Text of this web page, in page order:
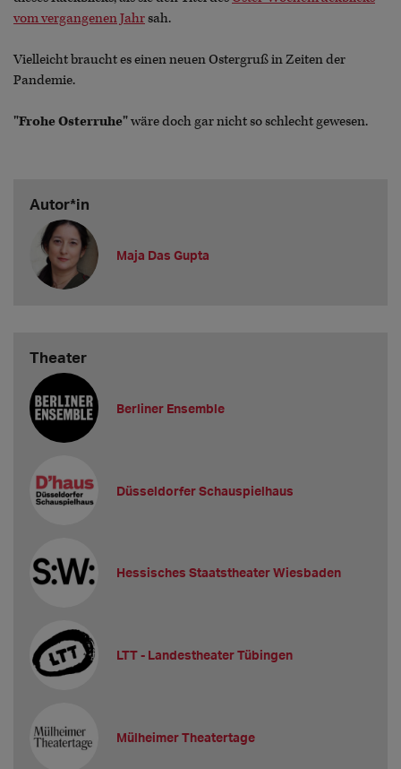
vom vergangenen Jahrsah.
Vielleicht braucht es einen neuen Ostergruß in Zeiten der
Pandemie.
"Frohe Osterruhe"wäre doch gar nicht so schlecht gewesen.
Autor*in
Maja Das Gupta
Theater
Berliner Ensemble
Düsseldorfer Schauspielhaus
Hessisches Staatstheater Wiesbaden
LTT - Landestheater Tübingen
Mülheimer Theatertage